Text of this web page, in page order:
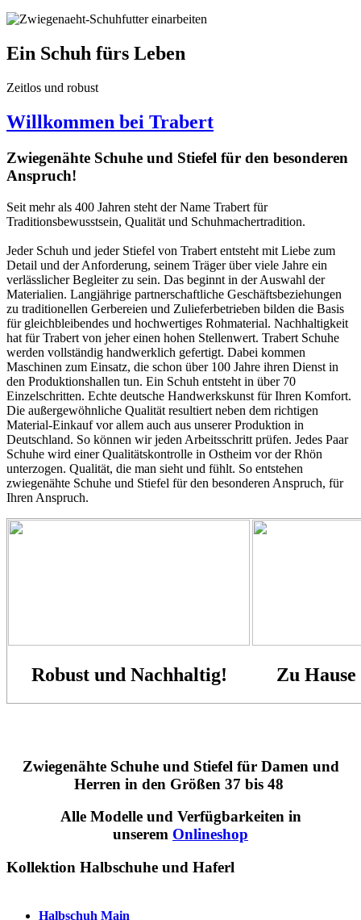
Ein Schuh fürs Leben
Zeitlos und robust
Willkommen bei Trabert
Zwiegenähte Schuhe und Stiefel für den besonderen
Anspruch!
Seit mehr als 400 Jahren steht der Name Trabert für
Traditionsbewusstsein, Qualität und Schuhmachertradition.
Jeder Schuh und jeder Stiefel von Trabert entsteht mit Liebe zum
Detail und der Anforderung, seinem Träger über viele Jahre ein
verlässlicher Begleiter zu sein. Das beginnt in der Auswahl der
Materialien. Langjährige partnerschaftliche Geschäftsbeziehungen
zu traditionellen Gerbereien und Zulieferbetrieben bilden die Basis
für gleichbleibendes und hochwertiges Rohmaterial. Nachhaltigkeit
hat für Trabert von jeher einen hohen Stellenwert. Trabert Schuhe
werden vollständig handwerklich gefertigt. Dabei kommen
Maschinen zum Einsatz, die schon über 100 Jahre ihren Dienst in
den Produktionshallen tun. Ein Schuh entsteht in über 70
Einzelschritten. Echte deutsche Handwerkskunst für Ihren Komfort.
Die außergewöhnliche Qualität resultiert neben dem richtigen
Material-Einkauf vor allem auch aus unserer Produktion in
Deutschland. So können wir jeden Arbeitsschritt prüfen. Jedes Paar
Schuhe wird einer Qualitätskontrolle in Ostheim vor der Rhön
unterzogen. Qualität, die man sieht und fühlt. So entstehen
zwiegenähte Schuhe und Stiefel für den besonderen Anspruch, für
Ihren Anspruch.
Robust und Nachhaltig! Zu
Zwiegenähte Schuhe und Stiefel für Damen und
Herren in den Größen 37 bis 48
Alle Modelle und Verfügbarkeiten in
unserem Onlineshop
Kollektion Halbschuhe und Haferl
Halbschuh Main